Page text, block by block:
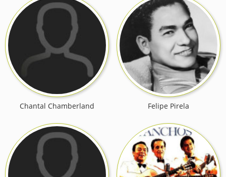
Chantal Chamberland Felipe Pirela